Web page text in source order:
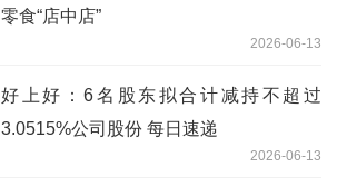
零食“店中店”
2026-06-13
好上好：6名股东拟合计减持不超过
3.0515%公司股份 每日速递
2026-06-13